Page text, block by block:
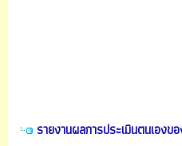
รายงานผลการประเมินตนเอง